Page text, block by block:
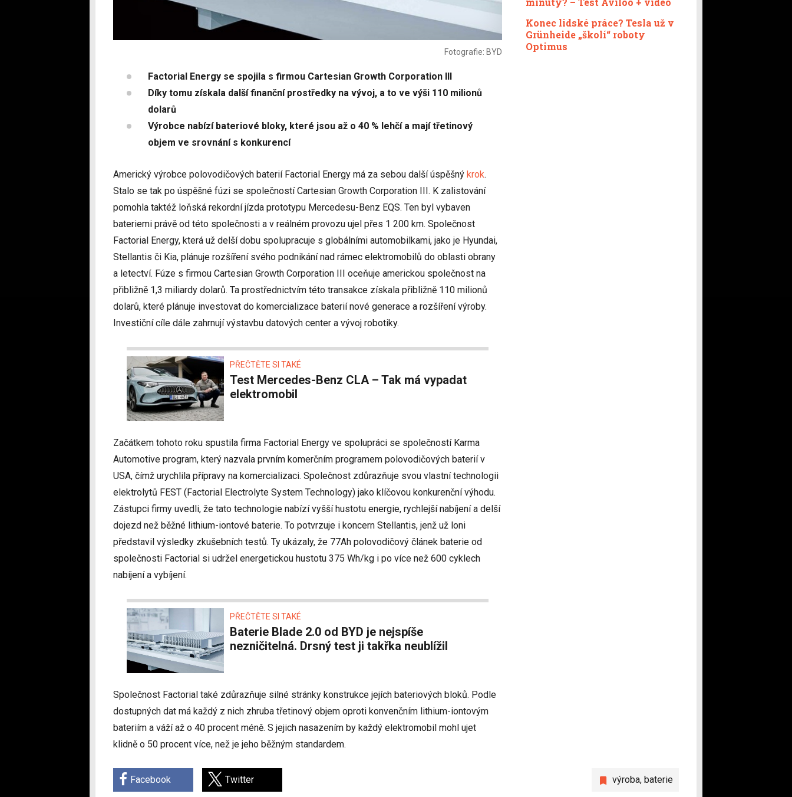
Fotografie: BYD
Factorial Energy se spojila s firmou Cartesian Growth Corporation III
Díky tomu získala další finanční prostředky na vývoj, a to ve výši 110 milionů
dolarů
Výrobce nabízí bateriové bloky, které jsou až o 40 % lehčí a mají třetinový
objem ve srovnání s konkurencí
Americký výrobce polovodičových baterií Factorial Energy má za sebou další úspěšný krok.
Stalo se tak po úspěšné fúzi se společností Cartesian Growth Corporation III. K zalistování
pomohla taktéž loňská rekordní jízda prototypu Mercedesu-Benz EQS. Ten byl vybaven
bateriemi právě od této společnosti a v reálném provozu ujel přes 1 200 km. Společnost
Factorial Energy, která už delší dobu spolupracuje s globálními automobilkami, jako je Hyundai,
Stellantis či Kia, plánuje rozšíření svého podnikání nad rámec elektromobilů do oblasti obrany
a letectví. Fúze s firmou Cartesian Growth Corporation III oceňuje americkou společnost na
přibližně 1,3 miliardy dolarů. Ta prostřednictvím této transakce získala přibližně 110 milionů
dolarů, které plánuje investovat do komercializace baterií nové generace a rozšíření výroby.
Investiční cíle dále zahrnují výstavbu datových center a vývoj robotiky.
PŘEČTĚTE SI TAKÉ
Test Mercedes-Benz CLA – Tak má vypadat
elektromobil
Začátkem tohoto roku spustila firma Factorial Energy ve spolupráci se společností Karma
Automotive program, který nazvala prvním komerčním programem polovodičových baterií v
USA, čímž urychlila přípravy na komercializaci. Společnost zdůrazňuje svou vlastní technologii
elektrolytů FEST (Factorial Electrolyte System Technology) jako klíčovou konkurenční výhodu.
Zástupci firmy uvedli, že tato technologie nabízí vyšší hustotu energie, rychlejší nabíjení a delší
dojezd než běžné lithium-iontové baterie. To potvrzuje i koncern Stellantis, jenž už loni
představil výsledky zkušebních testů. Ty ukázaly, že 77Ah polovodičový článek baterie od
společnosti Factorial si udržel energetickou hustotu 375 Wh/kg i po více než 600 cyklech
nabíjení a vybíjení.
PŘEČTĚTE SI TAKÉ
Baterie Blade 2.0 od BYD je nejspíše
nezničitelná. Drsný test ji takřka neublížil
Společnost Factorial také zdůrazňuje silné stránky konstrukce jejích bateriových bloků. Podle
dostupných dat má každý z nich zhruba třetinový objem oproti konvenčním lithium-iontovým
bateriím a váží až o 40 procent méně. S jejich nasazením by každý elektromobil mohl ujet
klidně o 50 procent více, než je jeho běžným standardem.
výroba, baterie
Facebook Twitter
Konec lidské práce? Tesla už v
Grünheide „školí“ roboty
Optimus